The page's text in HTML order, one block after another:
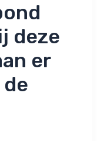
deze
er